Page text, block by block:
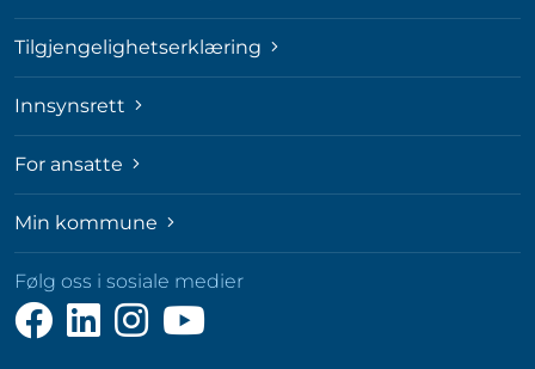
Tilgjengelighetserklæring
Innsynsrett
For ansatte
Min kommune
Følg oss i sosiale medier
Følg
oss
Følg
oss
Følg
oss
Følg
oss